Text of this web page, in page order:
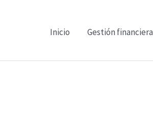
Inicio Gestión financiera